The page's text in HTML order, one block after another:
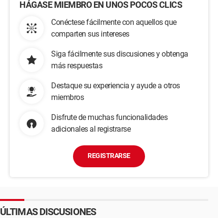
HÁGASE MIEMBRO EN UNOS POCOS CLICS
Conéctese fácilmente con aquellos que
comparten sus intereses
Siga fácilmente sus discusiones y obtenga
más respuestas
Destaque su experiencia y ayude a otros
miembros
Disfrute de muchas funcionalidades
adicionales al registrarse
REGISTRARSE
ÚLTIMAS DISCUSIONES